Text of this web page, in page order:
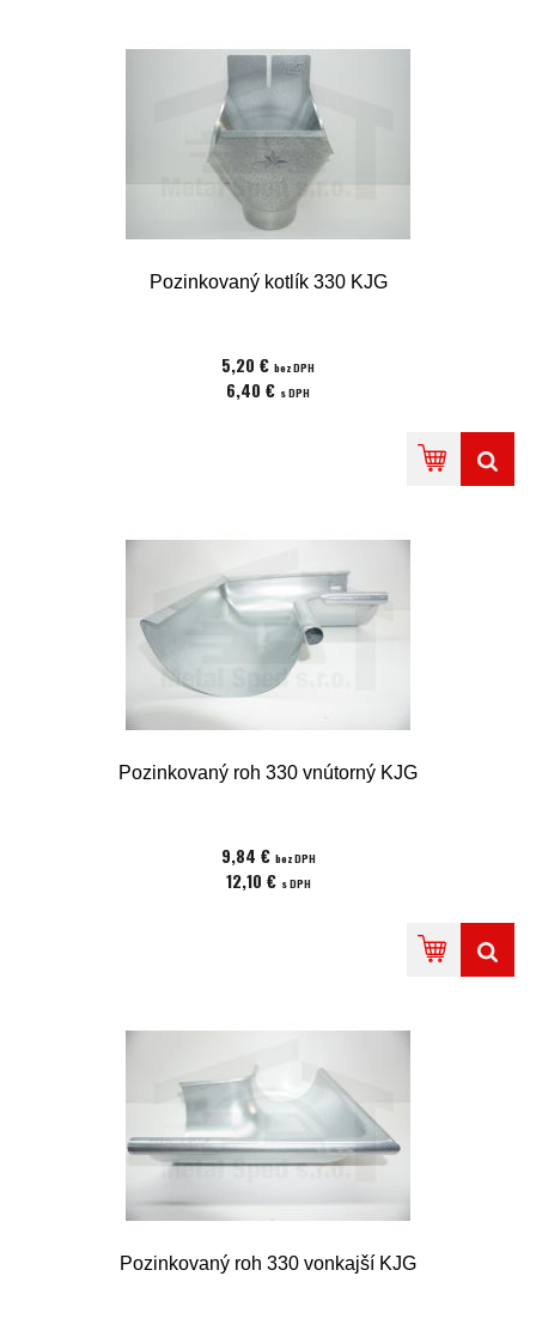
Pozinkovaný kotlík 330 KJG
5,20 € bez DPH
6,40 € s DPH
Pozinkovaný roh 330 vnútorný KJG
9,84 € bez DPH
12,10 € s DPH
Pozinkovaný roh 330 vonkajší KJG